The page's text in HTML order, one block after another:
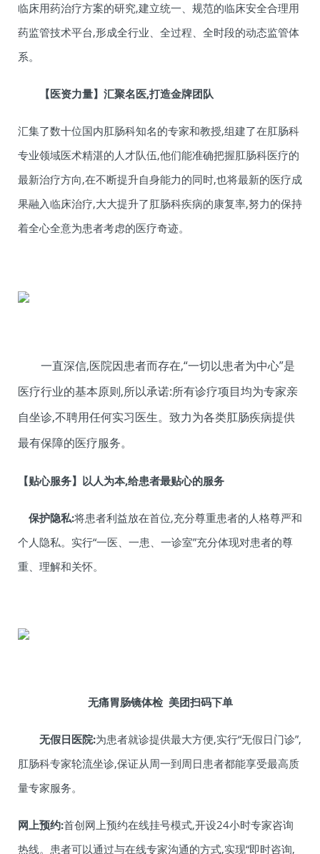
临床用药治疗方案的研究,建立统一、规范的临床安全合理用
药监管技术平台,形成全行业、全过程、全时段的动态监管体
系。
【医资力量】汇聚名医,打造金牌团队
汇集了数十位国内肛肠科知名的专家和教授,组建了在肛肠科
专业领域医术精湛的人才队伍,他们能准确把握肛肠科医疗的
最新治疗方向,在不断提升自身能力的同时,也将最新的医疗成
果融入临床治疗,大大提升了肛肠科疾病的康复率,努力的保持
着全心全意为患者考虑的医疗奇迹。
一直深信,医院因患者而存在,“一切以患者为中心”是
医疗行业的基本原则,所以承诺:所有诊疗项目均为专家亲
自坐诊,不聘用任何实习医生。致力为各类肛肠疾病提供
最有保障的医疗服务。
【贴心服务】以人为本,给患者最贴心的服务
保护隐私:将患者利益放在首位,充分尊重患者的人格尊严和
个人隐私。实行“一医、一患、一诊室”充分体现对患者的尊
重、理解和关怀。
无痛胃肠镜体检 美团扫码下单
无假日医院:为患者就诊提供最大方便,实行“无假日门诊”,
肛肠科专家轮流坐诊,保证从周一到周日患者都能享受最高质
量专家服务。
网上预约:首创网上预约在线挂号模式,开设24小时专家咨询
热线。患者可以通过与在线专家沟通的方式,实现“即时咨询,